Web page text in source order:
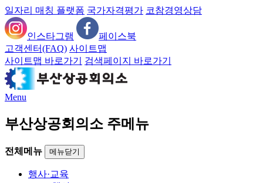
일자리 매칭 플랫폼 국가자격평가 코참경영상담
인스타그램
페이스북
고객센터(FAQ) 사이트맵
사이트맵 바로가기
검색페이지 바로가기
Menu
부산상공회의소 주메뉴
전체메뉴 메뉴닫기
행사·교육